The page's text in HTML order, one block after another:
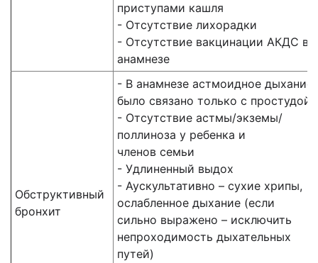
приступами кашля
- Отсутствие лихорадки
- Отсутствие вакцинации АКДС в
анамнезе
Обструктивный
бронхит
- В анамнезе астмоидное дыхание
было связано только с простудой
- Отсутствие астмы/экземы/
поллиноза у ребенка и
членов семьи
- Удлиненный выдох
- Аускультативно – сухие хрипы,
ослабленное дыхание (если
сильно выражено – исключить
непроходимость дыхательных
путей)